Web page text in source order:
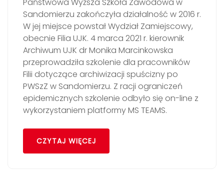
Sandomierzu zakończyła działalność w 2016 r.
W jej miejsce powstał Wydział Zamiejscowy,
obecnie Filia UJK. 4 marca 2021 r. kierownik
Archiwum UJK dr Monika Marcinkowska
przeprowadziła szkolenie dla pracowników
Filii dotyczące archiwizacji spuścizny po
PWSzZ w Sandomierzu. Z racji ograniczeń
epidemicznych szkolenie odbyło się on-line z
wykorzystaniem platformy MS TEAMS.
CZYTAJ WIĘCEJ